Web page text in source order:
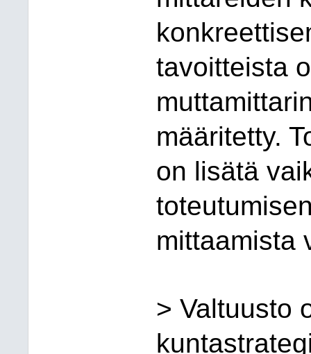
tavoitteista
määritetty.
on lisätä
mittaamista
> Valtuusto